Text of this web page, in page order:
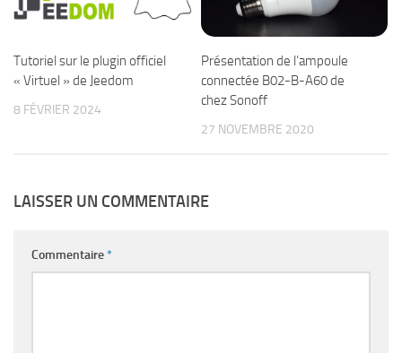
Tutoriel sur le plugin officiel
« Virtuel » de Jeedom
8 FÉVRIER 2024
Présentation de l’ampoule
connectée B02-B-A60 de
chez Sonoff
27 NOVEMBRE 2020
LAISSER UN COMMENTAIRE
Commentaire*